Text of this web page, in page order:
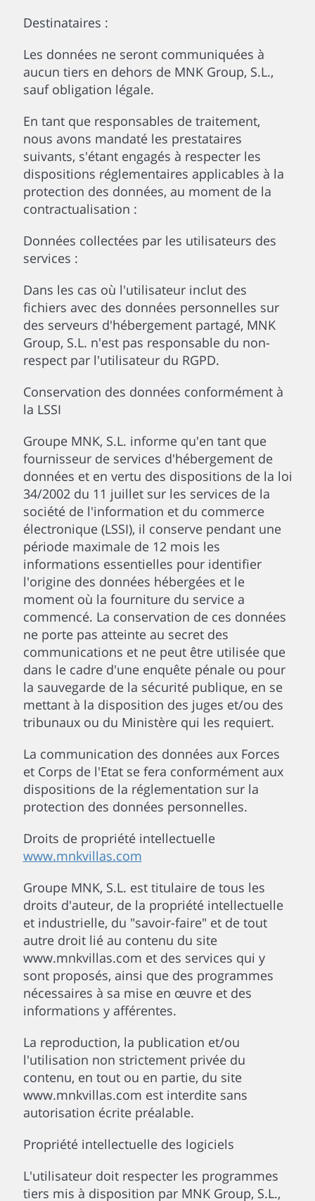
Destinataires :
Les données ne seront communiquées à
aucun tiers en dehors de MNK Group, S.L.,
sauf obligation légale.
En tant que responsables de traitement,
nous avons mandaté les prestataires
suivants, s'étant engagés à respecter les
dispositions réglementaires applicables à la
protection des données, au moment de la
contractualisation :
Données collectées par les utilisateurs des
services :
Dans les cas où l'utilisateur inclut des
fichiers avec des données personnelles sur
des serveurs d'hébergement partagé, MNK
Group, S.L. n'est pas responsable du non-
respect par l'utilisateur du RGPD.
Conservation des données conformément à
la LSSI
Groupe MNK, S.L. informe qu'en tant que
fournisseur de services d'hébergement de
données et en vertu des dispositions de la loi
34/2002 du 11 juillet sur les services de la
société de l'information et du commerce
électronique (LSSI), il conserve pendant une
période maximale de 12 mois les
informations essentielles pour identifier
l'origine des données hébergées et le
moment où la fourniture du service a
commencé. La conservation de ces données
ne porte pas atteinte au secret des
communications et ne peut être utilisée que
dans le cadre d'une enquête pénale ou pour
la sauvegarde de la sécurité publique, en se
mettant à la disposition des juges et/ou des
tribunaux ou du Ministère qui les requiert.
La communication des données aux Forces
et Corps de l'Etat se fera conformément aux
dispositions de la réglementation sur la
protection des données personnelles.
Droits de propriété intellectuelle
www.mnkvillas.com
Groupe MNK, S.L. est titulaire de tous les
droits d'auteur, de la propriété intellectuelle
et industrielle, du "savoir-faire" et de tout
autre droit lié au contenu du site
www.mnkvillas.com et des services qui y
sont proposés, ainsi que des programmes
nécessaires à sa mise en œuvre et des
informations y afférentes.
La reproduction, la publication et/ou
l'utilisation non strictement privée du
contenu, en tout ou en partie, du site
www.mnkvillas.com est interdite sans
autorisation écrite préalable.
Propriété intellectuelle des logiciels
L'utilisateur doit respecter les programmes
tiers mis à disposition par MNK Group, S.L.,